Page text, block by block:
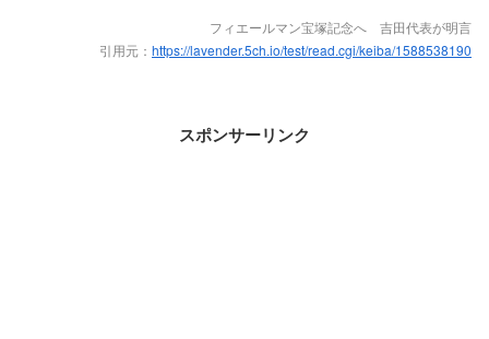
フィエールマン宝塚記念へ 吉田代表が明言
引用元： https://lavender.5ch.io/test/read.cgi/keiba/1588538190
スポンサーリンク